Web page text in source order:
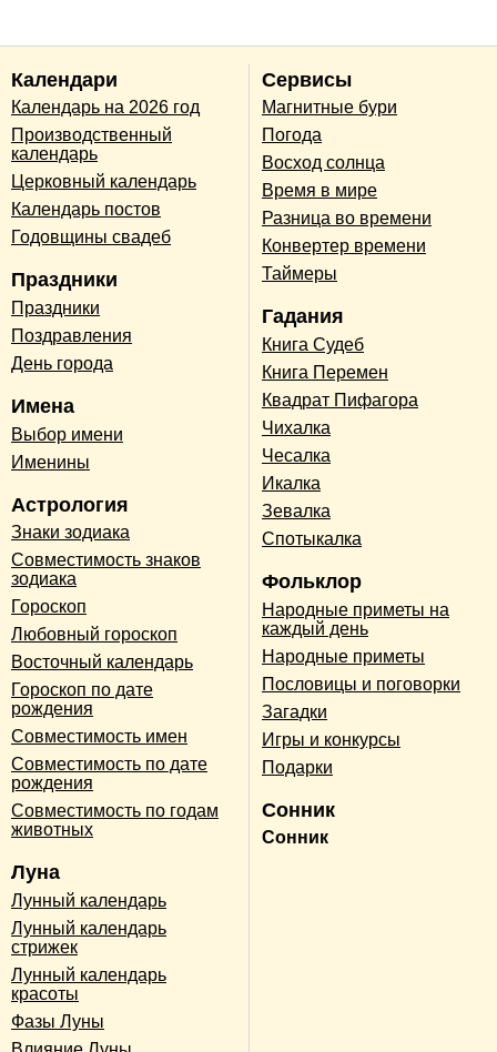
Календари
Календарь на 2026 год
Производственный
календарь
Церковный календарь
Календарь постов
Годовщины свадеб
Праздники
Праздники
Поздравления
День города
Имена
Выбор имени
Именины
Астрология
Знаки зодиака
Совместимость знаков
зодиака
Гороскоп
Любовный гороскоп
Восточный календарь
Гороскоп по дате
рождения
Совместимость имен
Совместимость по дате
рождения
Совместимость по годам
животных
Луна
Лунный календарь
Лунный календарь
стрижек
Лунный календарь
красоты
Фазы Луны
Сервисы
Магнитные бури
Погода
Восход солнца
Время в мире
Разница во времени
Конвертер времени
Таймеры
Гадания
Книга Судеб
Книга Перемен
Квадрат Пифагора
Чихалка
Чесалка
Икалка
Зевалка
Спотыкалка
Фольклор
Народные приметы на
каждый день
Народные приметы
Пословицы и поговорки
Загадки
Игры и конкурсы
Подарки
Сонник
Сонник